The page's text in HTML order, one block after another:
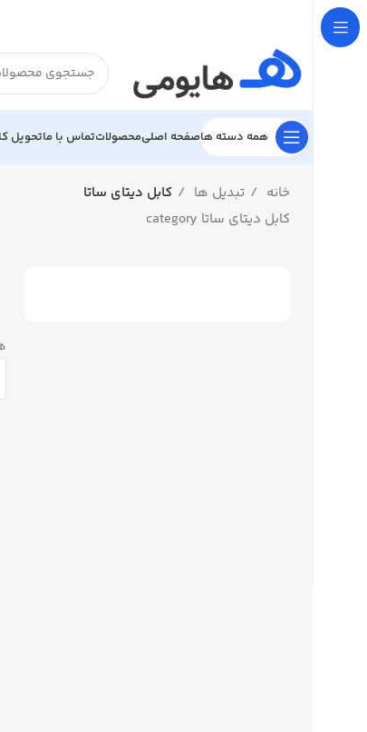
همه دسته هاصفحه اصلیمحصولاتتماس با ماتحویل
خانه تبدیل ها
کابل دیتای ساتا
کابل دیتای ساتا category